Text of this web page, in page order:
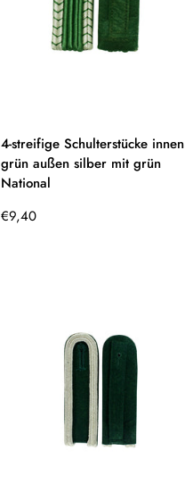
4-streifige Schulterstücke innen
grün außen silber mit grün
National
Regulärer
€9,40